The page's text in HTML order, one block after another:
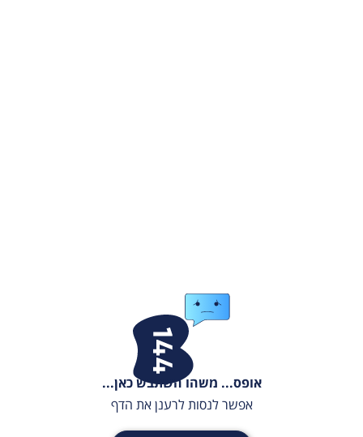
אופס... משהו השתבש כאן...
אפשר לנסות לרענן את הדף